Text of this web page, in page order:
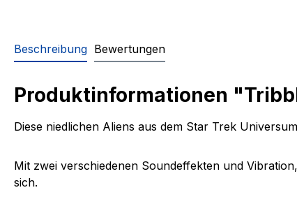
Beschreibung Bewertungen
Produktinformationen
Diese niedlichen Aliens aus dem Star Trek
Mit zwei verschiedenen Soundeffekten und
sich.